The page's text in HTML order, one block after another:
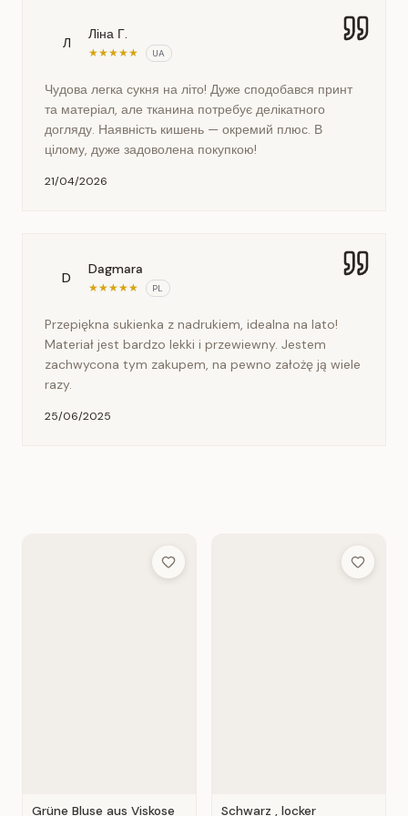
Л
Ліна Г.
★★★★★ UA
Чудова легка сукня на літо! Дуже сподобався принт
та матеріал, але тканина потребує делікатного
догляду. Наявність кишень — окремий плюс. В
цілому, дуже задоволена покупкою!
21/04/2026
D
Dagmara
★★★★★ PL
Przepiękna sukienka z nadrukiem, idealna na lato!
Materiał jest bardzo lekki i przewiewny. Jestem
zachwycona tym zakupem, na pewno założę ją wiele
razy.
25/06/2025
Add to Wish List
Grüne Bluse aus Viskose
Add to
Schwarz , locker